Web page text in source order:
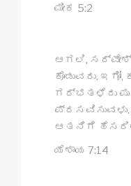
ಮೀಕ 5:2
ಆಗಲಿ,
ಕೊಡುವರು.
ಗರ್ಭತಳೆದು
ಪ್ರಸವಿಸುವಳು.
ಆತನಿಗೆ
ಯೆಶಾಯ 7:14